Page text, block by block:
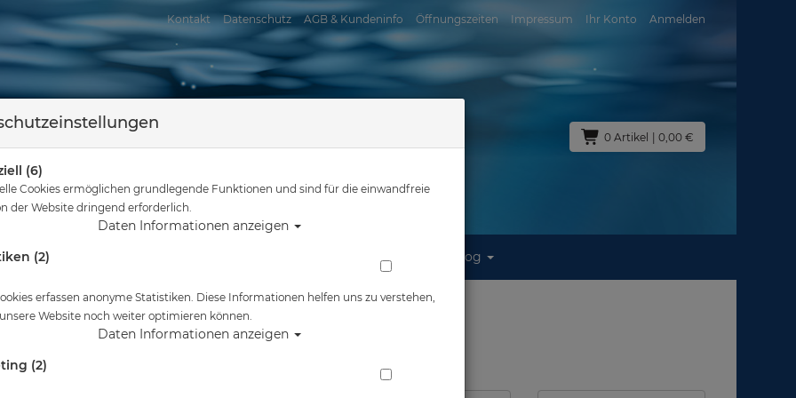
Kontakt Datenschutz AGB & Kundeninfo Öffnungszeiten Impressum Ihr Konto Anmelden
0 Artikel | 0,00 €
Reisen Blog
Sie sind hier Tauchausrüstung 10704040 - Tech-Jackets - Sets
- Tech-Jackets - Sets
:
(6)
Cookies ermöglichen grundlegende Funktionen und sind für die einwandfreie
der Website dringend erforderlich.
Daten Informationen anzeigen
(2)
erfassen anonyme Statistiken. Diese Informationen helfen uns zu verstehen,
Website noch weiter optimieren können.
Daten Informationen anzeigen
(2)